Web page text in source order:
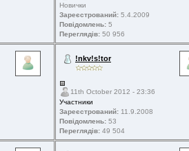
Новички
Зареєстрований: 5.4.2009
Повідомлень: 5
Переглядів: 50 956
!nkv!s!tor
11th October 2012 - 23:36
Участники
Зареєстрований: 11.9.2008
Повідомлень: 53
Переглядів: 49 504